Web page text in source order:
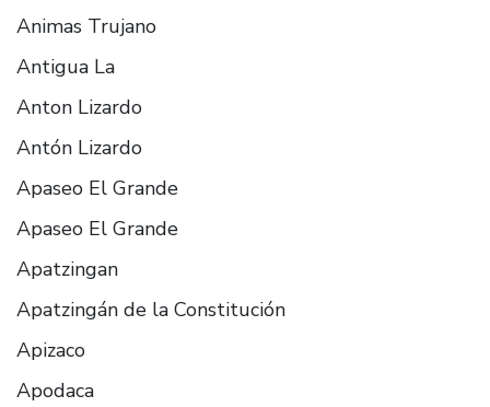
Animas Trujano
Antigua La
Anton Lizardo
Antón Lizardo
Apaseo El Grande
Apaseo El Grande
Apatzingan
Apatzingán de la Constitución
Apizaco
Apodaca